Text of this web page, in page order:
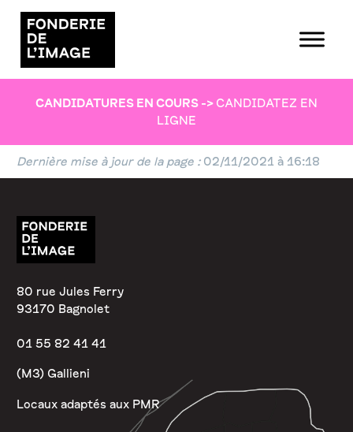
CANDIDATURES EN COURS -> CANDIDATEZ EN
LIGNE
Dernière mise à jour de la page : 02/11/2021 à 16:18
80 rue Jules Ferry
93170 Bagnolet
01 55 82 41 41
(M3) Gallieni
Locaux adaptés aux PMR